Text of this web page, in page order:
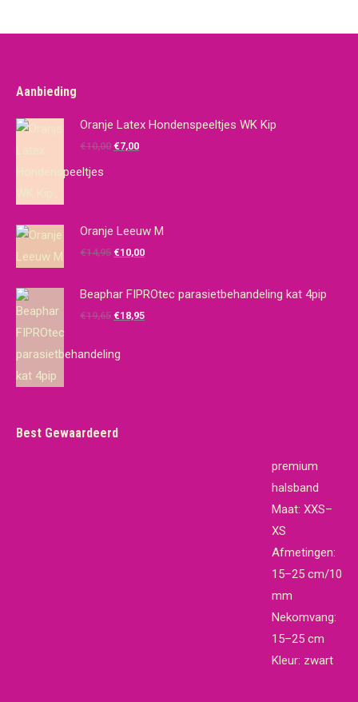
Aanbieding
Oranje Latex Hondenspeeltjes WK Kip
€10,00 Oorspronkelijke
€7,00Huidige
Oranje Leeuw M
€14,95 Oorspronkelijke
was:
€14,95.
€10,00Huidige
is:
€10,00.
Beaphar FIPROtec parasietbehandeling kat 4pip
€19,65 Oorspronkelijke
was:
€18,95Huidige
Best Gewaardeerd
premium
halsband
Maat: XXS–
XS
Afmetingen:
15–25 cm/10
mm
Nekomvang:
15–25 cm
Kleur: zwart